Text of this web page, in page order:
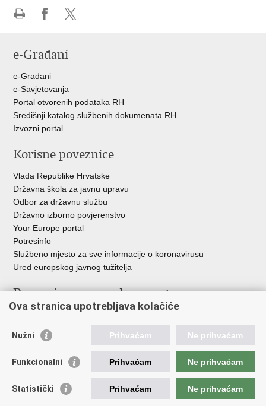
FacebookuTwitteru
e-Građani
e-Građani
e-Savjetovanja
Portal otvorenih podataka RH
Središnji katalog službenih dokumenata RH
Izvozni portal
Korisne poveznice
Vlada Republike Hrvatske
Državna škola za javnu upravu
Odbor za državnu službu
Državno izborno povjerenstvo
Your Europe portal
Potresinfo
Službeno mjesto za sve informacije o koronavirusu
Ured europskog javnog tužitelja
Poveznice pravosudnog sustava
Državno odvjetništvo
Ured za suzbijanje korupcije i organiziranog kriminaliteta
Državnoodvjetničko vijeće
Hrvatska odvjetnička komora
Ova stranica upotrebljava kolačiće
Nužni Prihvaćam Ne prihvaćam
Funkcionalni Prihvaćam Ne prihvaćam
Statistički Prihvaćam Ne prihvaćam